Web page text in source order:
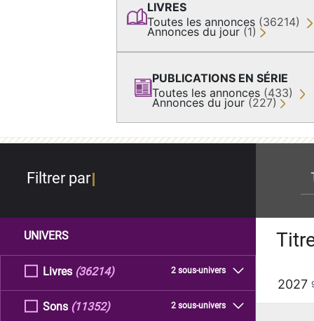
LIVRES
Toutes les annonces (36214)
Annonces du jour (1)
PUBLICATIONS EN SÉRIE
Toutes les annonces (433)
Annonces du jour (227)
Filtrer par
UNIVERS
Livres 2 sous-univers
(36214)
Sons 2 sous-univers
(11352)
2027